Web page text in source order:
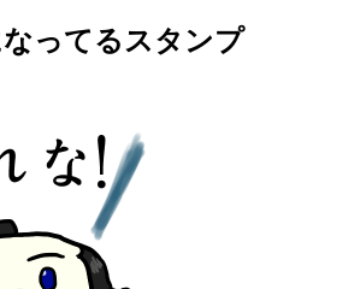
ってるスタンプ